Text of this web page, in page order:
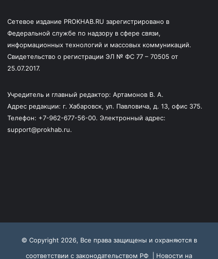
Сетевое издание PROKHAB.RU зарегистрировано в
Федеральной службе по надзору в сфере связи,
информационных технологий и массовых коммуникаций.
Свидетельство о регистрации ЭЛ № ФС 77 – 70505 от
25.07.2017.
Учредитель и главный редактор: Артамонов В. А.
Адрес редакции: г. Хабаровск, ул. Павловича, д. 13, офис 375.
Телефон: +7-962-677-56-00. Электронный адрес:
support@prokhab.ru.
© Copyright 2026, Все права защищены и охраняются в
соответствии с законодательством РФ | Новости на